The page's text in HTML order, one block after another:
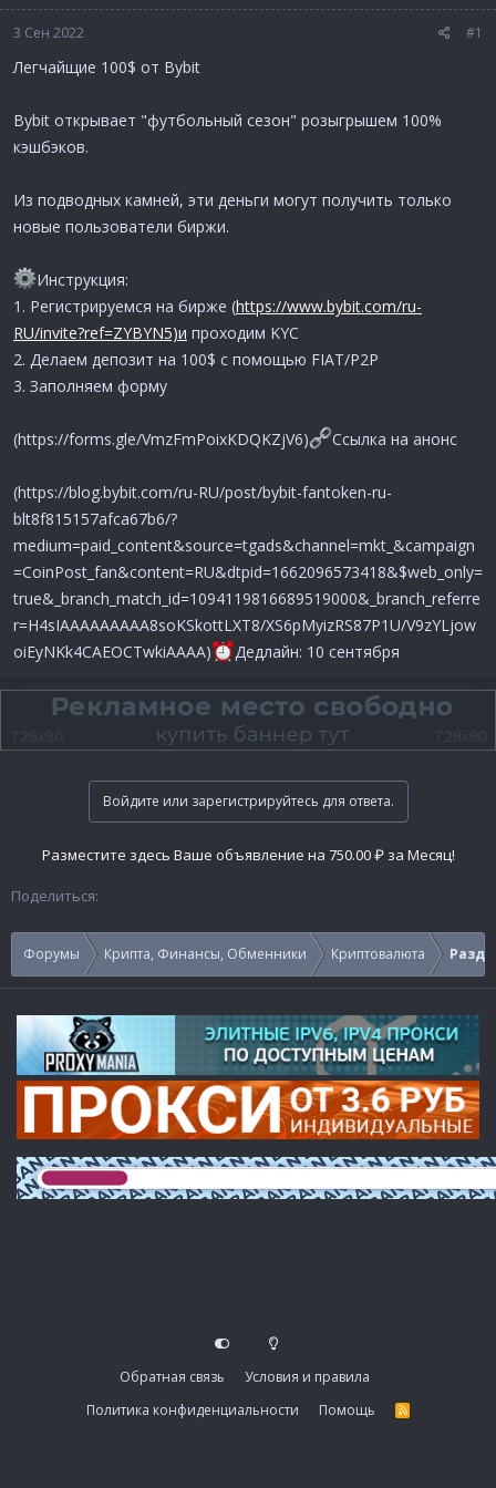
3 Сен 2022 #1
Легчайщие 100$ от Bybit
Bybit открывает "футбольный сезон" розыгрышем 100%
кэшбэков.
Из подводных камней, эти деньги могут получить только
новые пользователи биржи.
Инструкция:
1. Регистрируемся на бирже (https://www.bybit.com/ru-
RU/invite?ref=ZYBYN5)и проходим KYC
2. Делаем депозит на 100$ с помощью FIAT/P2P
3. Заполняем форму
(https://forms.gle/VmzFmPoixKDQKZjV6) Ссылка на анонс
(https://blog.bybit.com/ru-RU/post/bybit-fantoken-ru-
blt8f815157afca67b6/?
medium=paid_content&source=tgads&channel=mkt_&campaign
=CoinPost_fan&content=RU&dtpid=1662096573418&$web_only=
true&_branch_match_id=1094119816689519000&_branch_referre
r=H4sIAAAAAAAAA8soKSkottLXT8/XS6pMyizRS87P1U/V9zYLjow
oiEyNKk4CAEOCTwkiAAAA)
Дедлайн: 10 сентября
Войдите или зарегистрируйтесь для ответа.
Разместите здесь Ваше объявление на 750.00 ₽ за Месяц!
Поделиться:
Форумы Крипта, Финансы, Обменники Криптовалюта
Обратная связь
Условия и правила
Политика конфиденциальности
Помощь
R